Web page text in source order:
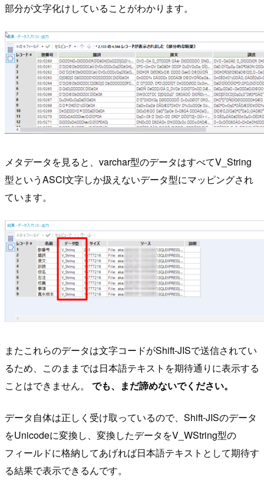
部分が文字化けしていることがわかります。
メタデータを見ると、varchar型のデータはすべてV_String
型というASCI文字しか扱えないデータ型にマッピングされ
ています。
またこれらのデータは文字コードがShift-JISで送信されてい
るため、このままでは日本語テキストを期待通りに表示する
ことはできません。 でも、まだ諦めないでください。
データ自体は正しく受け取っているので、Shift-JISのデータ
をUnicodeに変換し、変換したデータをV_WString型の
フィールドに格納してあげれば日本語テキストとして期待す
る結果で表示できるんです。